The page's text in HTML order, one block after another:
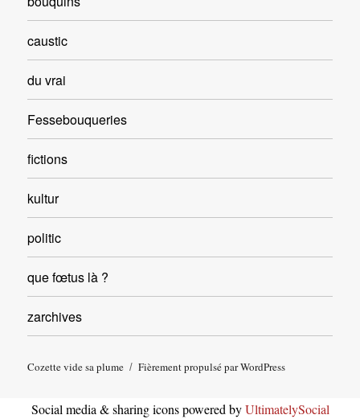
caustic
du vrai
Fessebouqueries
fictions
kultur
politic
que fœtus là ?
zarchives
Cozette vide sa plume Fièrement propulsé par WordPress
Social media & sharing icons powered byUltimatelySocial